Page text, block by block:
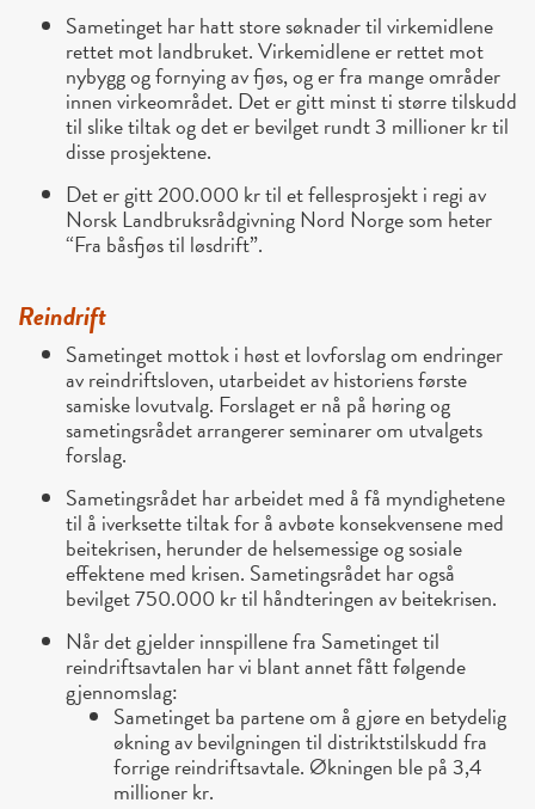
Sametinget har hatt store søknader til virkemidlene
rettet mot landbruket. Virkemidlene er rettet mot
nybygg og fornying av fjøs, og er fra mange områder
innen virkeområdet. Det er gitt minst ti større tilskudd
til slike tiltak og det er bevilget rundt 3 millioner kr til
disse prosjektene.
Det er gitt 200.000 kr til et fellesprosjekt i regi av
Norsk Landbruksrådgivning Nord Norge som heter
“Fra båsfjøs til løsdrift”.
Reindrift
Sametinget mottok i høst et lovforslag om endringer
av reindriftsloven, utarbeidet av historiens første
samiske lovutvalg. Forslaget er nå på høring og
sametingsrådet arrangerer seminarer om utvalgets
forslag.
Sametingsrådet har arbeidet med å få myndighetene
til å iverksette tiltak for å avbøte konsekvensene med
beitekrisen, herunder de helsemessige og sosiale
effektene med krisen. Sametingsrådet har også
bevilget 750.000 kr til håndteringen av beitekrisen.
Når det gjelder innspillene fra Sametinget til
reindriftsavtalen har vi blant annet fått følgende
gjennomslag:
Sametinget ba partene om å gjøre en betydelig
økning av bevilgningen til distriktstilskudd fra
forrige reindriftsavtale. Økningen ble på 3,4
millioner kr.